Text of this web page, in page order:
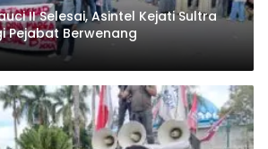
II Selesai, Asintel Kejati Sultra
Pejabat Berwenang